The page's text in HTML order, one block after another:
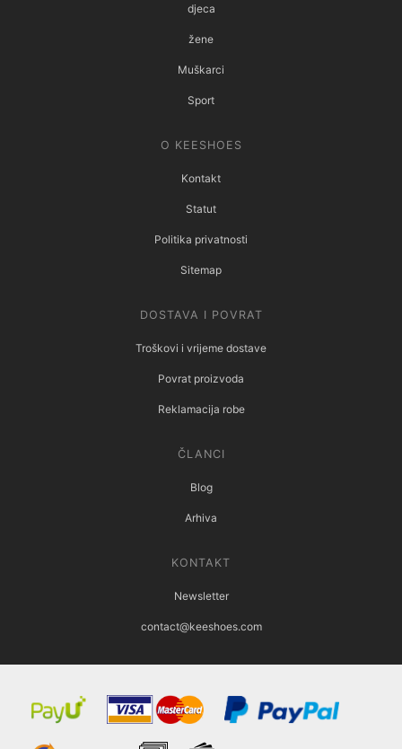
djeca
žene
Muškarci
Sport
O KEESHOES
Kontakt
Statut
Politika privatnosti
Sitemap
DOSTAVA I POVRAT
Troškovi i vrijeme dostave
Povrat proizvoda
Reklamacija robe
ČLANCI
Blog
Arhiva
KONTAKT
Newsletter
contact@keeshoes.com